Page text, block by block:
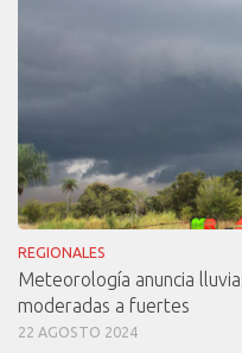
REGIONALES
Meteorología anuncia
moderadas a fuertes
22 AGOSTO 2024